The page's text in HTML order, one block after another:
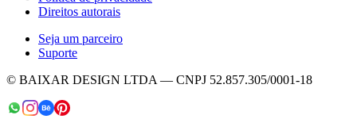
Direitos autorais
Seja um parceiro
Suporte
© BAIXAR DESIGN LTDA — CNPJ 52.857.305/0001-18